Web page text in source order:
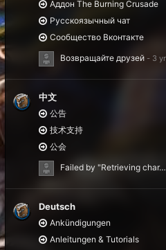
Аддон The Burning Crusade
Русскоязычный чат
Сообщество Вконтакте
Возвращайте друзей
中文
公告
技术支持
公会
Failed by "Retrieving char…
Deutsch
Ankündigungen
Anleitungen & Tutorials